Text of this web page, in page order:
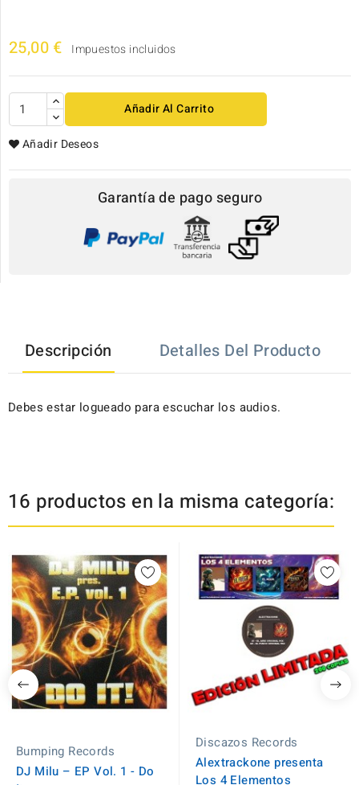
25,00 € Impuestos incluidos
Añadir Al Carrito
Añadir Deseos
Garantía de pago seguro
Descripción Detalles Del Producto
Debes estar logueado para escuchar los audios.
16 productos en la misma categoría:
Bumping Records
DJ Milu ‎– EP Vol. 1 - Do
Discazos Records
Alextrackone presenta
Los 4 Elementos